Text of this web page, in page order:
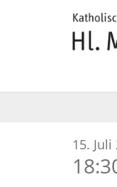
15. Juli